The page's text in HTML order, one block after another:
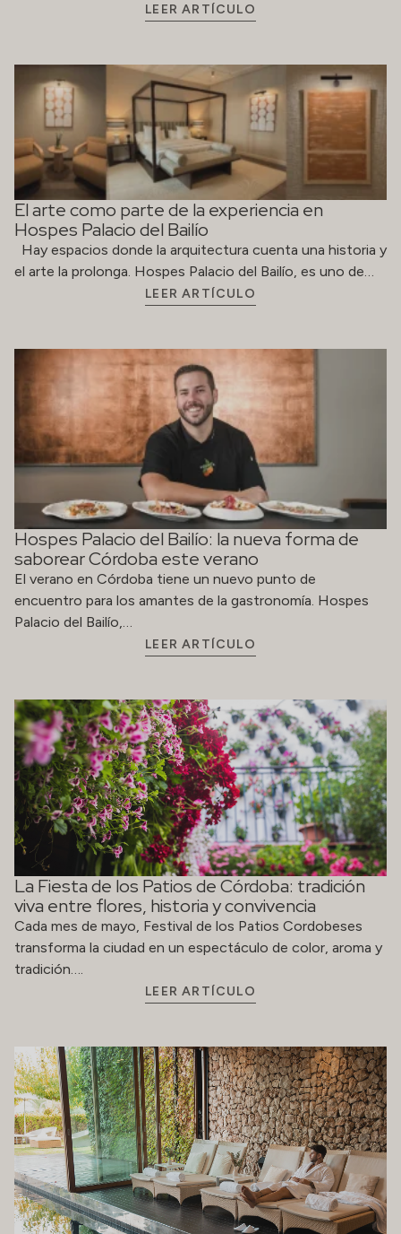
LEER ARTÍCULO
El arte como parte de la experiencia en
Hospes Palacio del Bailío
Hay espacios donde la arquitectura cuenta una historia y
el arte la prolonga. Hospes Palacio del Bailío, es uno de…
LEER ARTÍCULO
Hospes Palacio del Bailío: la nueva forma de
saborear Córdoba este verano
El verano en Córdoba tiene un nuevo punto de
encuentro para los amantes de la gastronomía. Hospes
Palacio del Bailío,…
LEER ARTÍCULO
La Fiesta de los Patios de Córdoba: tradición
viva entre flores, historia y convivencia
Cada mes de mayo, Festival de los Patios Cordobeses
transforma la ciudad en un espectáculo de color, aroma y
tradición….
LEER ARTÍCULO